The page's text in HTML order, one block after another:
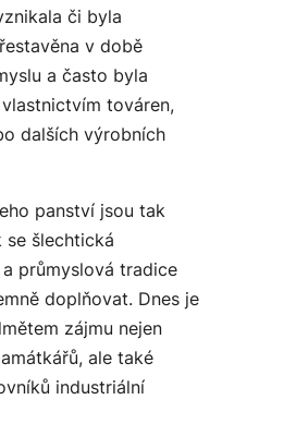
či byla
v době
a často byla
továren,
dalších výrobních
panství jsou tak
se šlechtická
průmyslová tradice
doplňovat. Dnes je
zájmu nejen
ale také
industriální